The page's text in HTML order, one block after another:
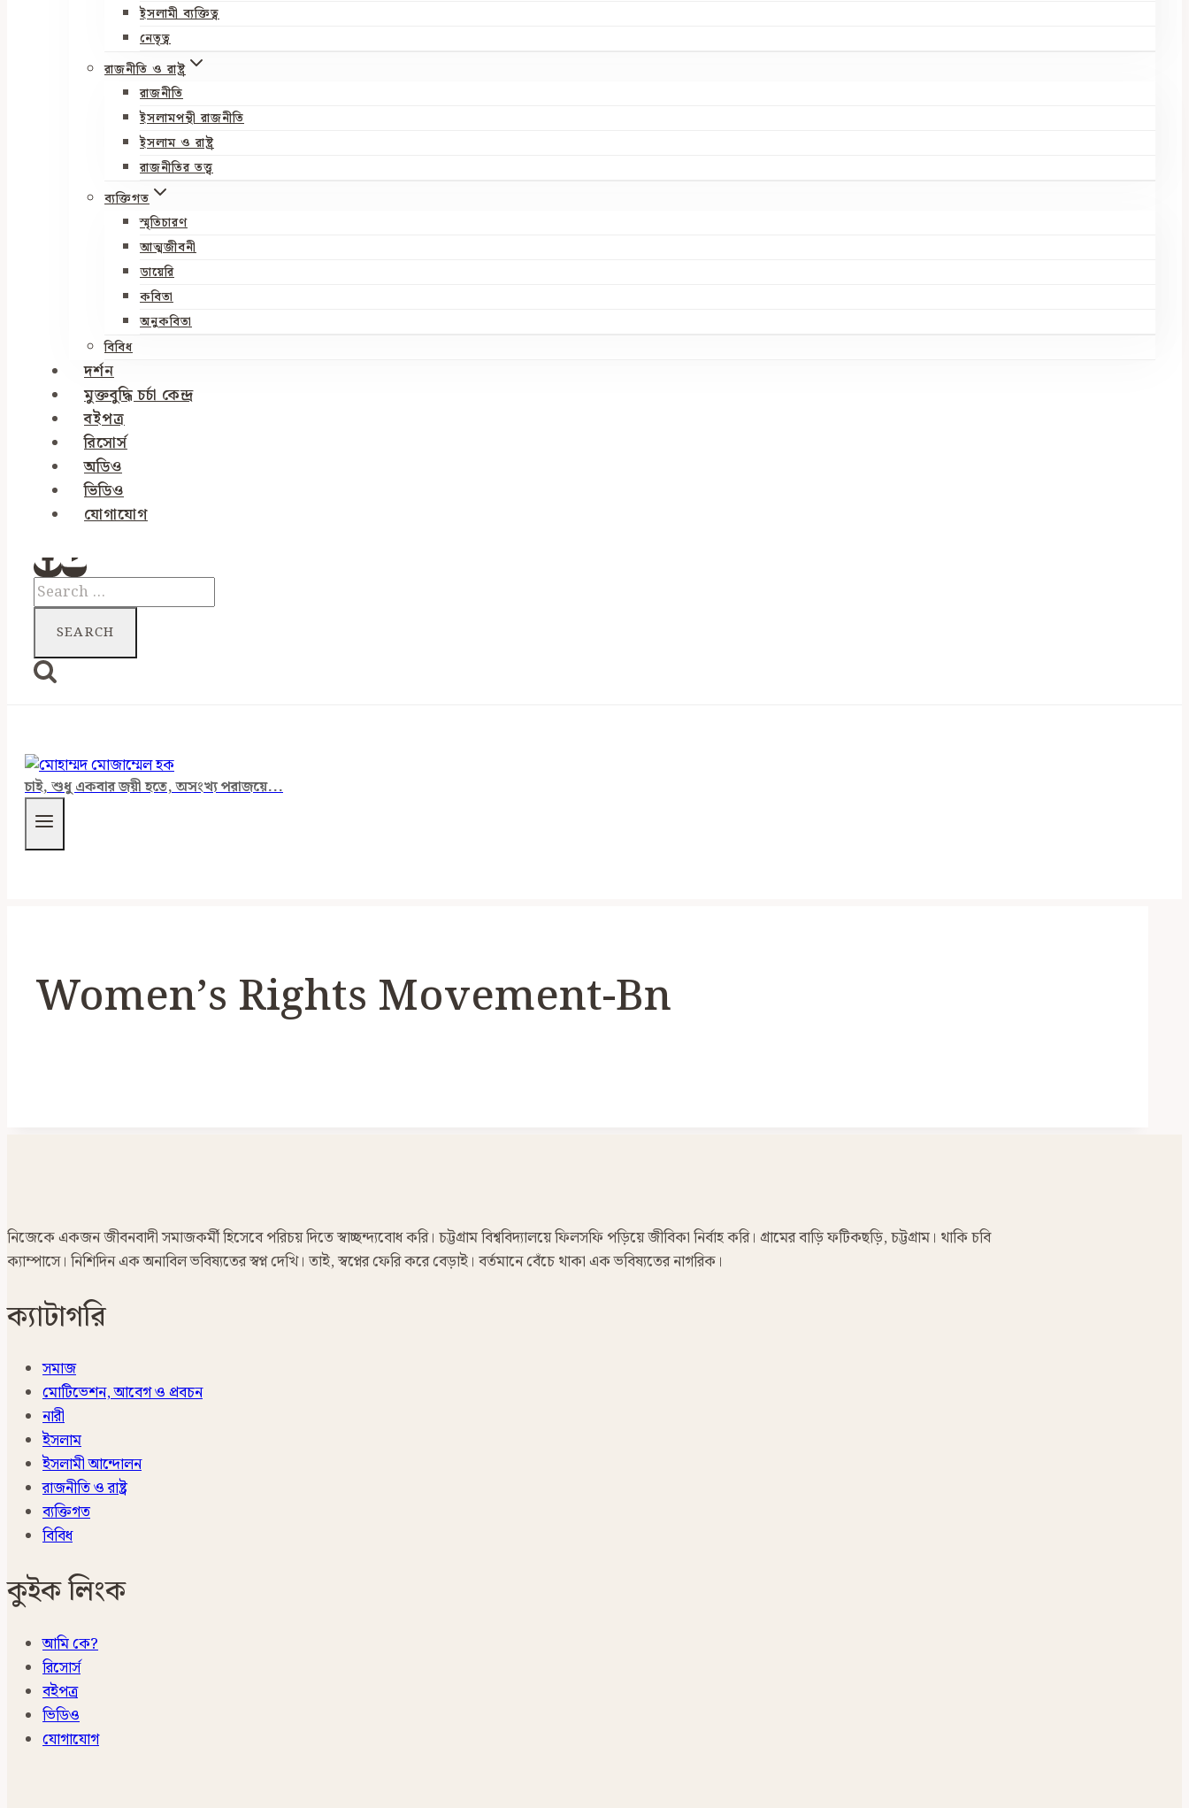
ইসলামী ব্যক্তিত্ব
নেতৃত্ব
রাজনীতি ও রাষ্ট্র
রাজনীতি
ইসলামপন্থী রাজনীতি
ইসলাম ও রাষ্ট্র
রাজনীতির তত্ত্ব
ব্যক্তিগত
স্মৃতিচারণ
আত্মজীবনী
ডায়েরি
কবিতা
অনুকবিতা
বিবিধ
দর্শন
মুক্তবুদ্ধি চর্চা কেন্দ্র
বইপত্র
রিসোর্স
অডিও
ভিডিও
যোগাযোগ
Search
for:
চাই, শুধু একবার জয়ী হতে, অসংখ্য পরাজয়ে...
Women’s Rights Movement-Bn
নিজেকে একজন জীবনবাদী সমাজকর্মী হিসেবে পরিচয় দিতে স্বাচ্ছন্দ্যবোধ করি। চট্টগ্রাম বিশ্ববিদ্যালয়ে ফিলসফি পড়িয়ে জীবিকা নির্বাহ করি। গ্রামের বাড়ি ফটিকছড়ি, চট্টগ্রাম। থাকি চবি
ক্যাম্পাসে। নিশিদিন এক অনাবিল ভবিষ্যতের স্বপ্ন দেখি। তাই, স্বপ্নের ফেরি করে বেড়াই। বর্তমানে বেঁচে থাকা এক ভবিষ্যতের নাগরিক।
ক্যাটাগরি
সমাজ
মোটিভেশন, আবেগ ও প্রবচন
নারী
ইসলাম
ইসলামী আন্দোলন
রাজনীতি ও রাষ্ট্র
ব্যক্তিগত
বিবিধ
কুইক লিংক
আমি কে?
রিসোর্স
বইপত্র
ভিডিও
যোগাযোগ